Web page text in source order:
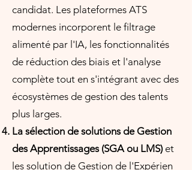
candidat. Les plateformes ATS
modernes incorporent le filtrage
alimenté par l'IA, les fonctionnalités
de réduction des biais et l'analyse
complète tout en s'intégrant avec des
écosystèmes de gestion des talents
plus larges.
La sélection de solutions de Gestion
des Apprentissages (SGA ou LMS)et
les solution de Gestion de l'Expérien